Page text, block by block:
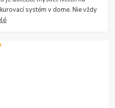
systém v dome. Nie vždy